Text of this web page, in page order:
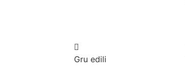
Gru edili